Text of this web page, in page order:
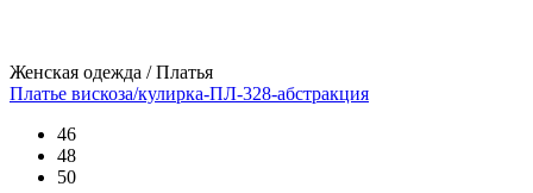
Женская одежда / Платья
Платье вискоза/кулирка-ПЛ-328-абстракция
46
48
50